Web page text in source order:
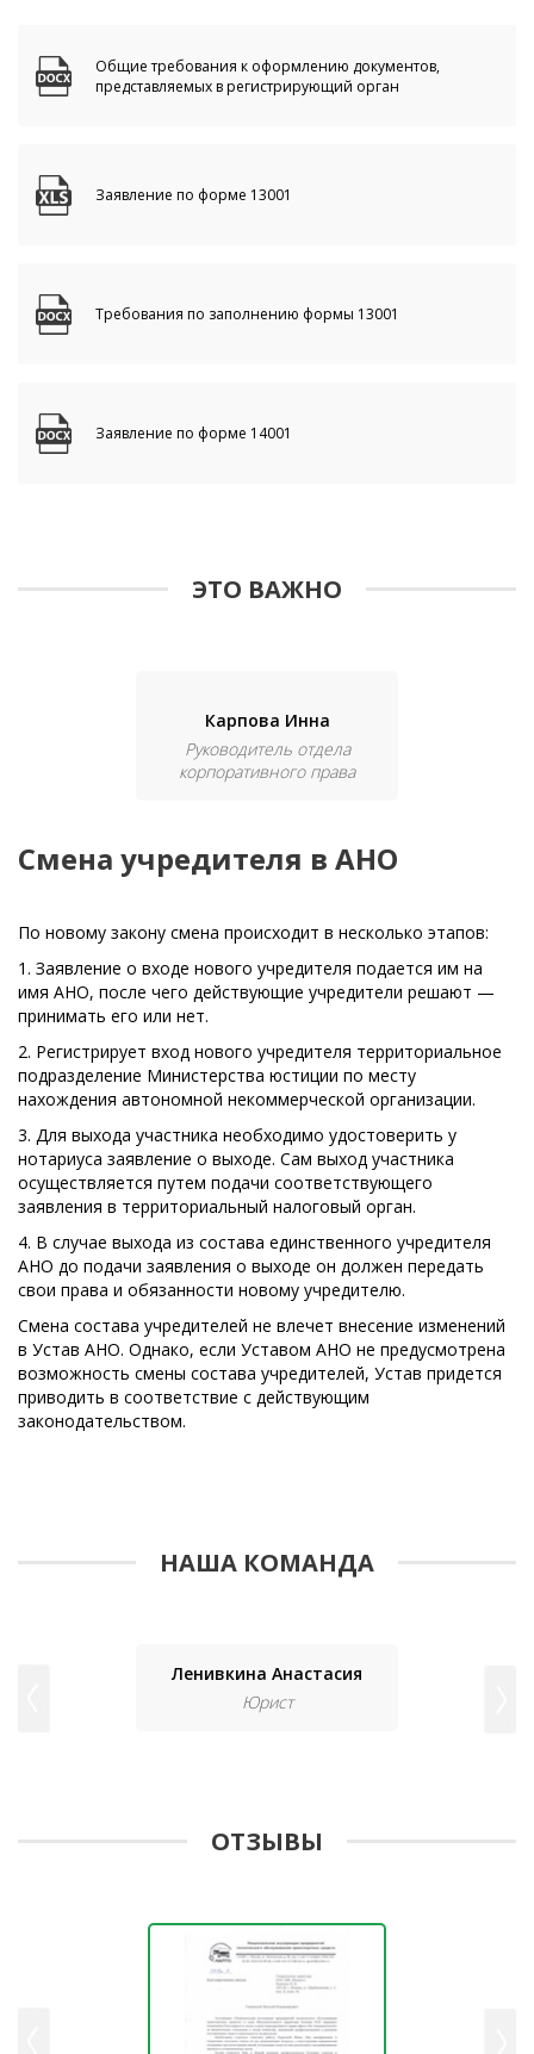
Общие требования к оформлению документов,
представляемых в регистрирующий орган
Заявление по форме 13001
Требования по заполнению формы 13001
Заявление по форме 14001
ЭТО ВАЖНО
Карпова Инна
Руководитель отдела
корпоративного права
Смена учредителя в АНО
По новому закону смена происходит в несколько этапов:
1. Заявление о входе нового учредителя подается им на
имя АНО, после чего действующие учредители решают —
принимать его или нет.
2. Регистрирует вход нового учредителя территориальное
подразделение Министерства юстиции по месту
нахождения автономной некоммерческой организации.
3. Для выхода участника необходимо удостоверить у
нотариуса заявление о выходе. Сам выход участника
осуществляется путем подачи соответствующего
заявления в территориальный налоговый орган.
4. В случае выхода из состава единственного учредителя
АНО до подачи заявления о выходе он должен передать
свои права и обязанности новому учредителю.
Смена состава учредителей не влечет внесение изменений
в Устав АНО. Однако, если Уставом АНО не предусмотрена
возможность смены состава учредителей, Устав придется
приводить в соответствие с действующим
законодательством.
НАША КОМАНДА
Ленивкина Анастасия
Юрист
ОТЗЫВЫ